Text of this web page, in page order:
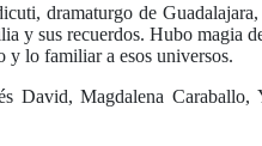
dramaturgo de
y sus recuerdos. Hubo magia
y lo familiar a esos universos.
David, Magdalena Caraballo,